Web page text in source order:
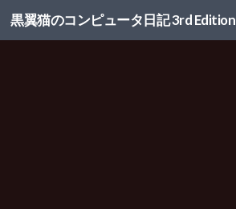
コンテンツへスキップ
黒翼猫のコンピュータ日記 3rd Edition